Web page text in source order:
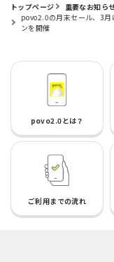
トップページ
重要なお知ら
povo2.0の月末セール、3
ンを開催
povo2.0とは？
ご利用までの流れ